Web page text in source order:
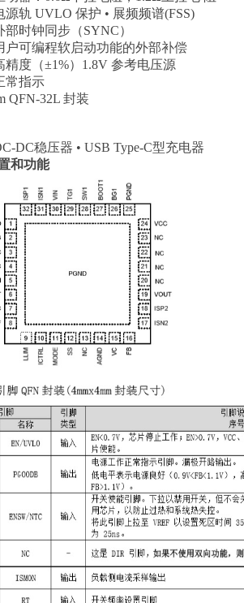
源轨 UVLO 保护 • 展频频谱(FSS)
部时钟同步（SYNC）
户可编程软启动功能的外部补偿
精度（±1%）1.8V 参考电压源
常指示
QFN-32L 封装
DC稳压器 • USB Type-C型充电器
和功能